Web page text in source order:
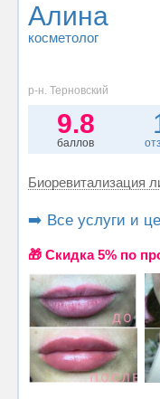
Алина
косметолог
р-н. Терновский
9.8
баллов
Биоревитализация
➡️ Все услуги и
🎁 Cкидка 5% по